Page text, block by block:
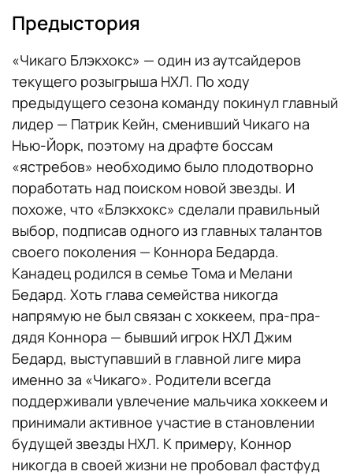
Предыстория
«Чикаго Блэкхокс» — один из аутсайдеров
текущего розыгрыша НХЛ. По ходу
предыдущего сезона команду покинул главный
лидер — Патрик Кейн, сменивший Чикаго на
Нью-Йорк, поэтому на драфте боссам
«ястребов» необходимо было плодотворно
поработать над поиском новой звезды. И
похоже, что «Блэкхокс» сделали правильный
выбор, подписав одного из главных талантов
своего поколения — Коннора Бедарда.
Канадец родился в семье Тома и Мелани
Бедард. Хоть глава семейства никогда
напрямую не был связан с хоккеем, пра-пра-
дядя Коннора — бывший игрок НХЛ Джим
Бедард, выступавший в главной лиге мира
именно за «Чикаго». Родители всегда
поддерживали увлечение мальчика хоккеем и
принимали активное участие в становлении
будущей звезды НХЛ. К примеру, Коннор
никогда в своей жизни не пробовал фастфуд